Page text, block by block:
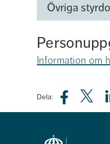
Övriga
Information om
Dela: